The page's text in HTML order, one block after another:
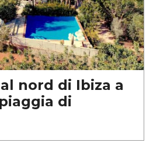
nord di Ibiza a
di